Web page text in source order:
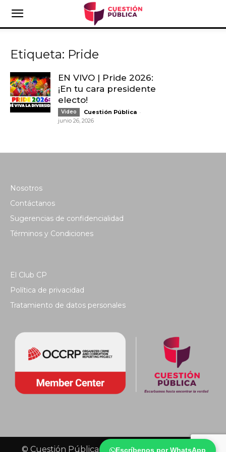
Escríbenos por WhatsApp
Etiqueta: Pride
EN VIVO | Pride 2026:
¡En tu cara presidente
electo!
Video Cuestión Pública -
junio 26, 2026
Nosotros
Contáctanos
Sugerencias de confidencialidad
Términos y Condiciones
El Club CP
Política de privacidad
Tratamiento de datos personales
© Cuestión Pública 2018 - Todos los derechos